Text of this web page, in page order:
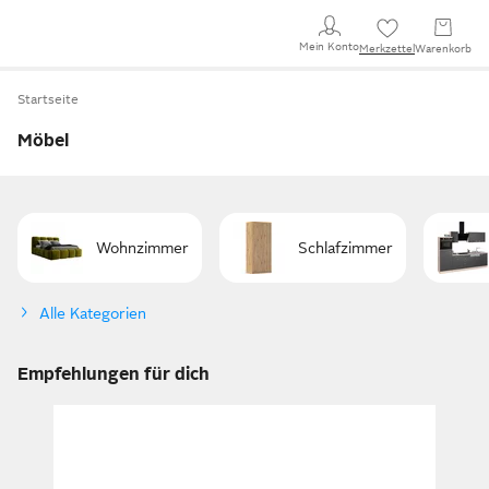
Mein KontoMerkzettel Warenkorb
Startseite
Möbel
Wohnzimmer Schlafzimmer
Alle Kategorien
Empfehlungen für dich